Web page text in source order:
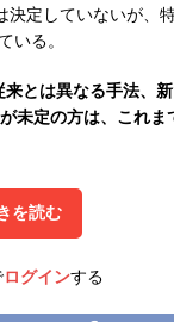
プンカンパニー 】世界
免除・面接確約!! ｜
資住宅販売をリードする
日130日・土日祝完全休
パニー｜東京勤務・転勤
定していないが、
る。
とは異なる手法、
未定の方は、これま
を読む
ログインする